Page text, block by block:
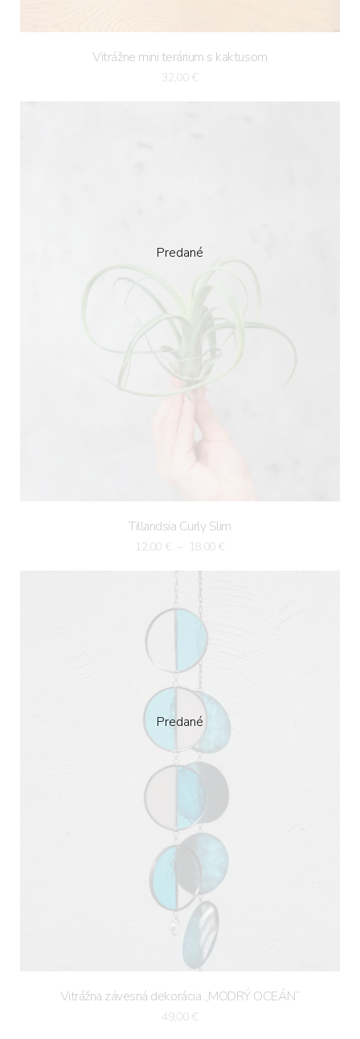
Vitrážne mini terárium s kaktusom
32,00 €
Tillandsia Curly Slim
12,00 € – 18,00 €
Predané
Vitrážna závesná dekorácia „MODRÝ OCEÁN“
49,00 €
Predané